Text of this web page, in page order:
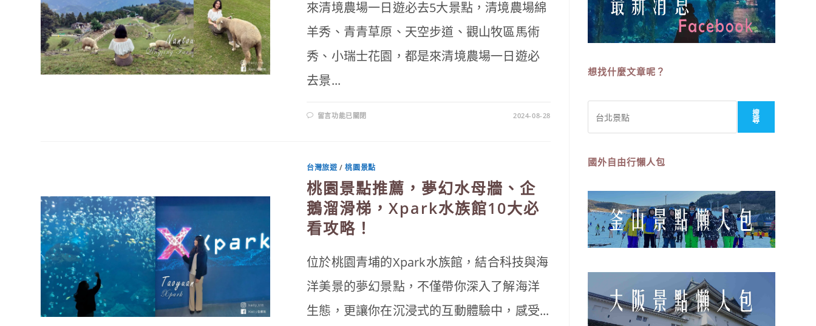
夕
景
觀
餐
廳
3
種
享
受
全
中
來清境農場一日遊必去5大景點，清境農場綿
羊秀、青青草原、天空步道、觀山牧區馬術
秀、小瑞士花園，都是來清境農場一日遊必
去景...
在
〈清
日
遊
攻
略，
5
大
必
看
綿
羊
術
秀、
空
步
道
地
圖
懶
留言功能已關閉 2024-08-28
台灣旅遊/桃園景點
桃園景點推薦，夢幻水母牆、企
鵝溜滑梯，Xpark水族館10大必
看攻略！
位於桃園青埔的Xpark水族館，結合科技與海
洋美景的夢幻景點，不僅帶你深入了解海洋
生態，更讓你在沉浸式的互動體驗中，感受...
想找什麼文章呢？
尋
搜
尋
國外自由行懶人包